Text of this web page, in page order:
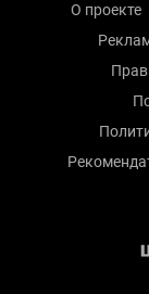
О проекте